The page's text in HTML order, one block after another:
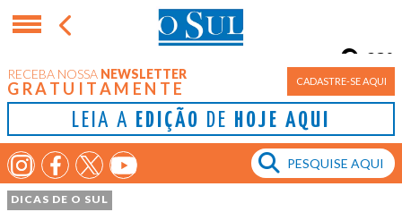
RECEBA NOSSA NEWSLETTER
GRATUITAMENTE CADASTRE-SE AQUI
LEIA A EDIÇÃO DE HOJE AQUI
Porto Alegre
23°
DICAS DE O SUL